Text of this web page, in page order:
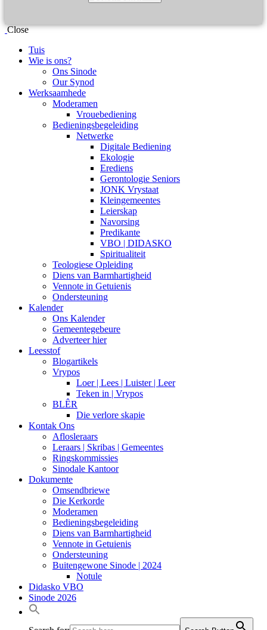
Close
Tuis
Wie is ons?
Ons Sinode
Our Synod
Werksaamhede
Moderamen
Vrouebediening
Bedieningsbegeleiding
Netwerke
Digitale Bediening
Ekologie
Erediens
Gerontologie Seniors
JONK Vrystaat
Kleingemeentes
Leierskap
Navorsing
Predikante
VBO | DIDASKO
Spiritualiteit
Teologiese Opleiding
Diens van Barmhartigheid
Vennote in Getuienis
Ondersteuning
Kalender
Ons Kalender
Gemeentegebeure
Adverteer hier
Leesstof
Blogartikels
Vrypos
Loer | Lees | Luister | Leer
Teken in | Vrypos
BLÊR
Die verlore skapie
Kontak Ons
Aflosleraars
Leraars | Skribas | Gemeentes
Ringskommissies
Sinodale Kantoor
Dokumente
Omsendbriewe
Die Kerkorde
Moderamen
Bedieningsbegeleiding
Diens van Barmhartigheid
Vennote in Getuienis
Ondersteuning
Buitengewone Sinode | 2024
Notule
Didasko VBO
Sinode 2026